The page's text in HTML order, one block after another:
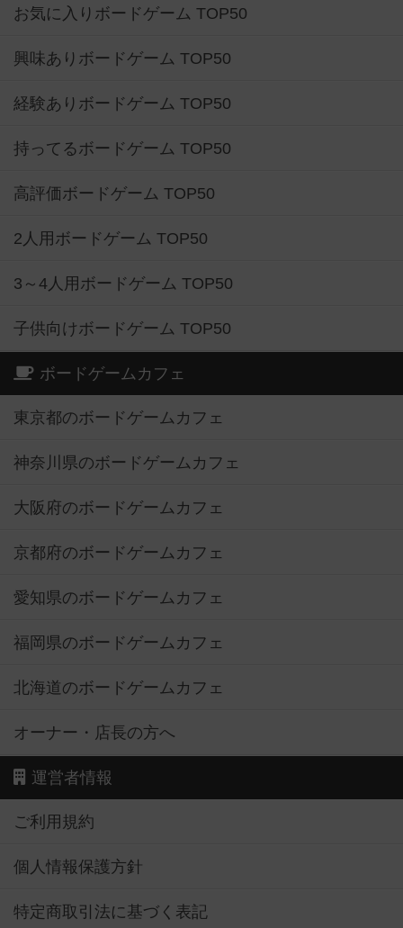
お気に入りボードゲーム TOP50
興味ありボードゲーム TOP50
経験ありボードゲーム TOP50
持ってるボードゲーム TOP50
高評価ボードゲーム TOP50
2人用ボードゲーム TOP50
3～4人用ボードゲーム TOP50
子供向けボードゲーム TOP50
ボードゲームカフェ
東京都のボードゲームカフェ
神奈川県のボードゲームカフェ
大阪府のボードゲームカフェ
京都府のボードゲームカフェ
愛知県のボードゲームカフェ
福岡県のボードゲームカフェ
北海道のボードゲームカフェ
オーナー・店長の方へ
運営者情報
ご利用規約
個人情報保護方針
特定商取引法に基づく表記